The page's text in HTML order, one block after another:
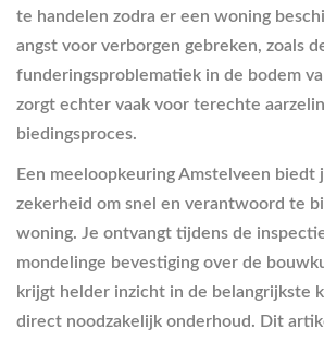
te handelen zodra er een woning
angst voor verborgen gebreken, zoals
funderingsproblematiek in de bodem
zorgt echter vaak voor terechte
biedingsproces.
Een meeloopkeuring Amstelveen biedt
zekerheid om snel en verantwoord te
woning. Je ontvangt tijdens de
mondelinge bevestiging over de
krijgt helder inzicht in de belangrijkste
direct noodzakelijk onderhoud. Dit